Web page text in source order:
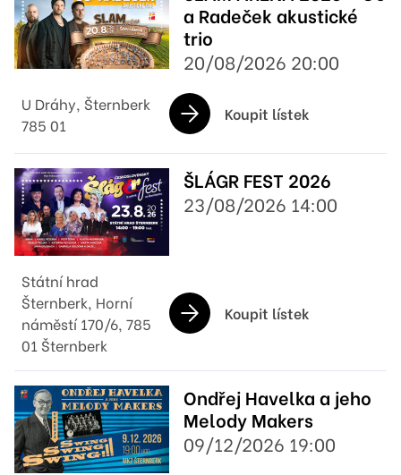
a Radeček akustické
trio
20/08/2026 20:00
U Dráhy, Šternberk
785 01
Koupit lístek
ŠLÁGR FEST 2026
23/08/2026 14:00
Státní hrad
Šternberk, Horní
náměstí 170/6, 785
01 Šternberk
Koupit lístek
Ondřej Havelka a jeho
Melody Makers
09/12/2026 19:00